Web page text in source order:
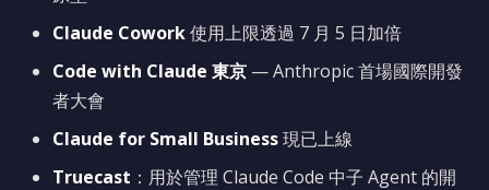
Claude Cowork使用上限透過 7 月 5 日加倍
Code with Claude 東京 — Anthropic 首場國際開發
者大會
Claude for Small Business現已上線
Truecast ：用於管理 Claude Code 中子 Agent 的開